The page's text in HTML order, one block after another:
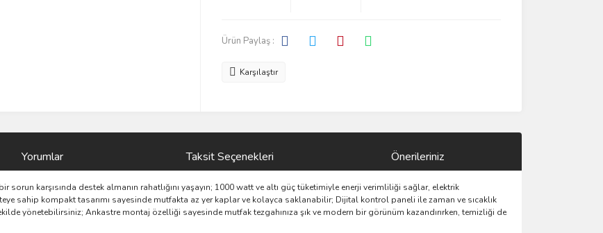
Ürün Paylaş :
Karşılaştır
Yorumlar Taksit Seçenekleri Önerileriniz
karşısında destek almanın rahatlığını yaşayın; 1000 watt ve altı güç tüketimiyle enerji verimliliği sağlar, elektrik
sahip kompakt tasarımı sayesinde mutfakta az yer kaplar ve kolayca saklanabilir; Dijital kontrol paneli ile zaman ve sıcaklık
yönetebilirsiniz; Ankastre montaj özelliği sayesinde mutfak tezgahınıza şık ve modern bir görünüm kazandırırken, temizliği de